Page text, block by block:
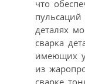
что
деталях
сварка
имеющих
из
сварке